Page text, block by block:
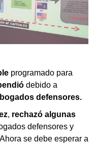
programado para
debido a
defensores.
, rechazó algunas
defensores y
se debe esperar a